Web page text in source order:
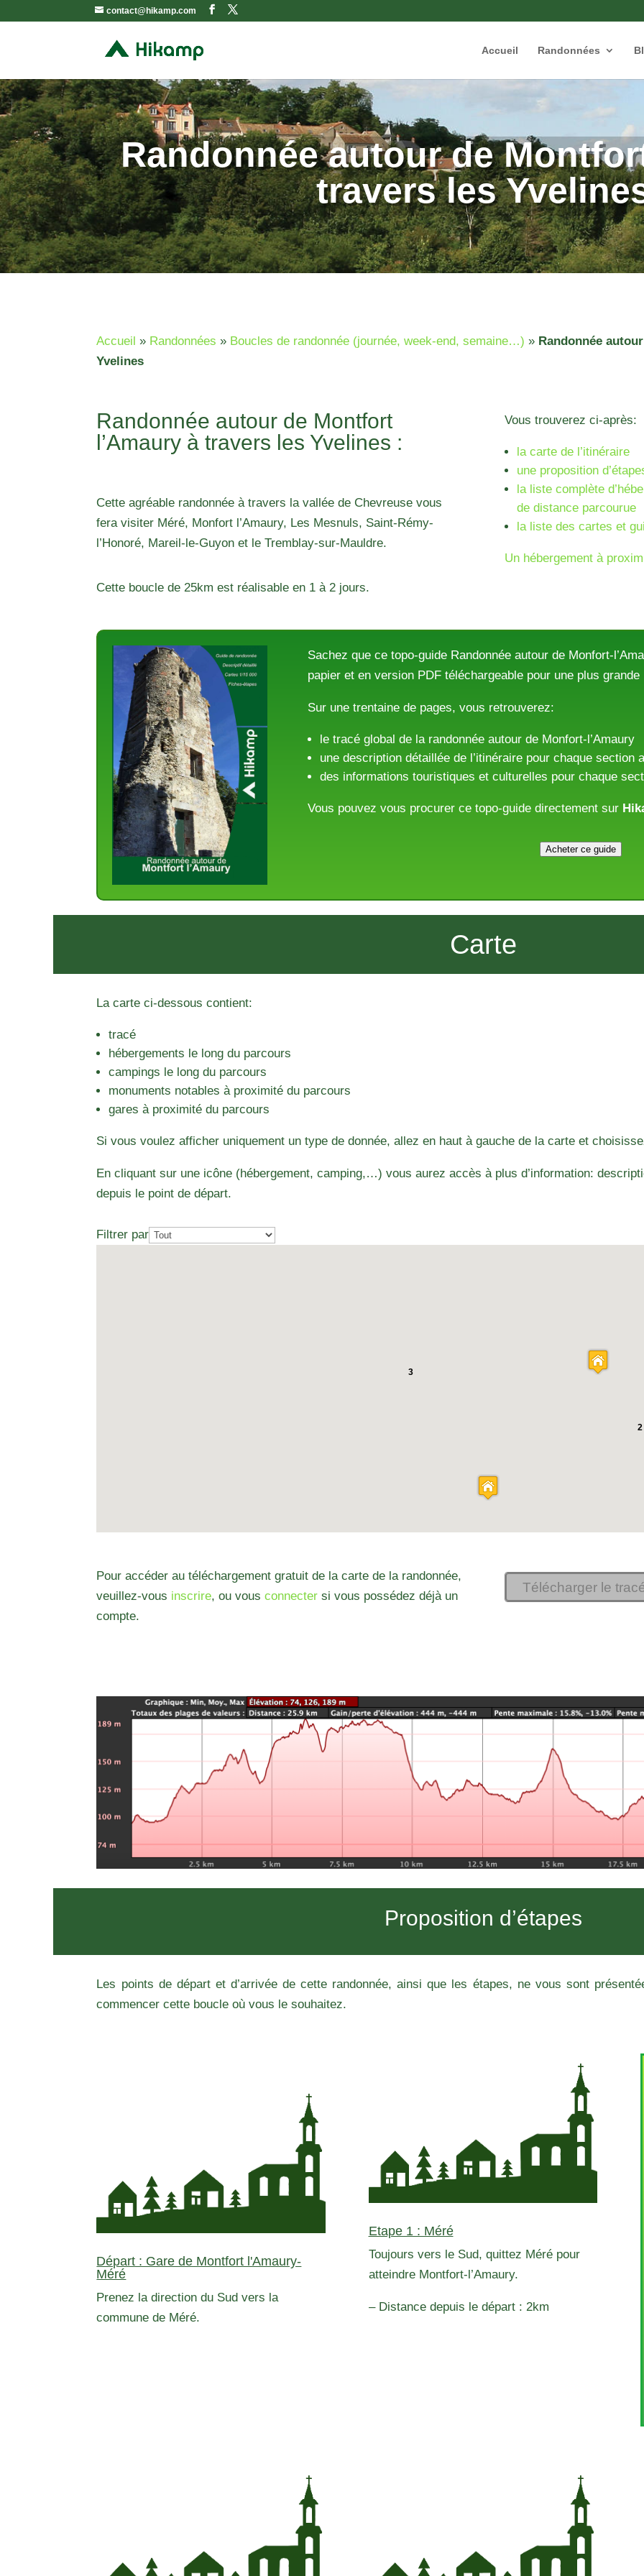
contact@hikamp.com
Accueil Randonnées
Randonnée autour de
travers les
Accueil » Randonnées » Boucles de randonnée (journée, week-end, semaine…) » Randonnée
Yvelines
Randonnée autour de Montfort
l’Amaury à travers les Yvelines :
Cette agréable randonnée à travers la vallée de Chevreuse vous
fera visiter Méré, Monfort l’Amaury, Les Mesnuls, Saint-Rémy-
l’Honoré, Mareil-le-Guyon et le Tremblay-sur-Mauldre.
Cette boucle de 25km est réalisable en 1 à 2 jours.
Vous trouverez ci-après:
la carte de l’itinéraire
une proposition
la liste complète
de distance parcourue
la liste des cartes et
Un hébergement à
Sachez que ce topo-guide Randonnée autour de Monfort-
papier et en version PDF téléchargeable pour une plus
Sur une trentaine de pages, vous retrouverez:
le tracé global de la randonnée autour de Monfort-l’Amaury
une description détaillée de l’itinéraire pour chaque section
des informations touristiques et culturelles pour chaque
Vous pouvez vous procurer ce topo-guide directement sur
Acheter ce guide
Carte
La carte ci-dessous contient:
tracé
hébergements le long du parcours
campings le long du parcours
monuments notables à proximité du parcours
gares à proximité du parcours
Si vous voulez afficher uniquement un type de donnée, allez en haut à gauche de la carte et
En cliquant sur une icône (hébergement, camping,…) vous aurez accès à plus d’information:
depuis le point de départ.
Filtrer par
3
2
Pour accéder au téléchargement gratuit de la carte de la randonnée,
veuillez-vous inscrire, ou vousconnecter si vous possédez déjà un
compte.
Télécharger le
Proposition d’étapes
Les points de départ et d’arrivée de cette randonnée, ainsi que les étapes, ne vous sont
commencer cette boucle où vous le souhaitez.
Départ : Gare de Montfort l'Amaury-
Méré
Prenez la direction du Sud vers la
commune de Méré.
Etape 1 : Méré
Toujours vers le Sud, quittez Méré pour
atteindre Montfort-l’Amaury.
– Distance depuis le départ : 2km